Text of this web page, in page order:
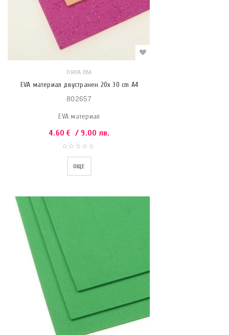
ПЯНА ЕВА
EVA материал двустранен 20x 30 cm A4
802657
EVA материал
4.60€ / 9.00 лв.
ОЩЕ